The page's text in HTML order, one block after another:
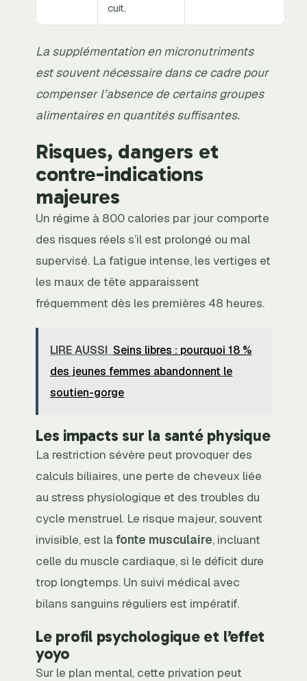
cuit.
La supplémentation en micronutriments
est souvent nécessaire dans ce cadre pour
compenser l’absence de certains groupes
alimentaires en quantités suffisantes.
Risques, dangers et
contre-indications
majeures
Un régime à 800 calories par jour comporte
des risques réels s’il est prolongé ou mal
supervisé. La fatigue intense, les vertiges et
les maux de tête apparaissent
fréquemment dès les premières 48 heures.
LIRE AUSSI Seins libres : pourquoi 18 %
des jeunes femmes abandonnent le
soutien-gorge
Les impacts sur la santé physique
La restriction sévère peut provoquer des
calculs biliaires, une perte de cheveux liée
au stress physiologique et des troubles du
cycle menstruel. Le risque majeur, souvent
invisible, est lafonte musculaire, incluant
celle du muscle cardiaque, si le déficit dure
trop longtemps. Un suivi médical avec
bilans sanguins réguliers est impératif.
Le profil psychologique et l’effet
yoyo
Sur le plan mental, cette privation peut